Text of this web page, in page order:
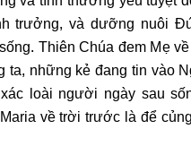
trưởng, và dưỡng nuôi
Thiên Chúa đem Mẹ
ta, những kẻ đang tin vào
loài người ngày sau
về trời trước là để